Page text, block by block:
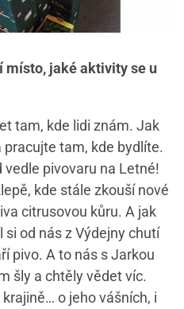
místo, jaké aktivity se u
tam, kde lidi znám. Jak
pracujte tam, kde bydlíte.
pivovaru na Letné!
kde stále zkouší nové
citrusovou kůru. A jak
od nás z Výdejny chutí
pivo. A to nás s Jarkou
šly a chtěly vědet víc.
o jeho vášních, i